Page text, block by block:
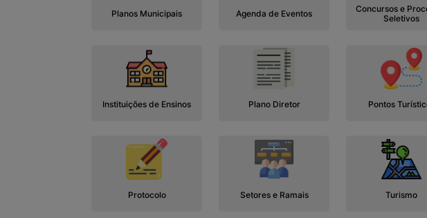
Planos Municipais Agenda de Eventos
Concursos e
Seletivos
Instituições de Ensinos Plano Diretor Pontos
Protocolo Setores e Ramais Turismo